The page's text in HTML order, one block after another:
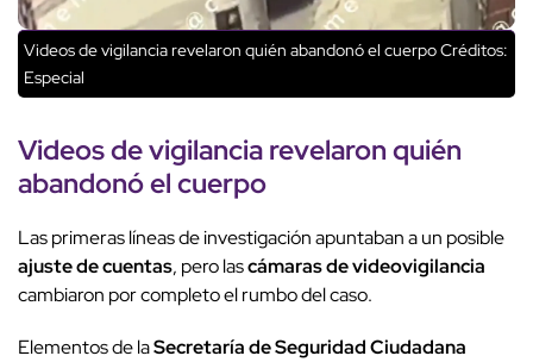
Videos de vigilancia revelaron quién abandonó el cuerpoCréditos:
Especial
Videos de vigilanciarevelaron quién
abandonó el cuerpo
Las primeras líneas de investigación apuntaban a un posible
ajuste de cuentas, pero lascámaras de videovigilancia
cambiaron por completo el rumbo del caso.
Elementos de laSecretaría de Seguridad Ciudadana